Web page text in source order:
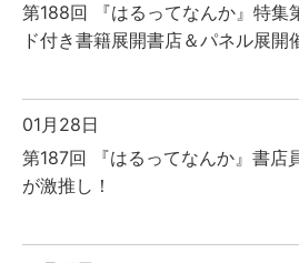
第188回 『はるってなんか』特
ド付き書籍展開書店＆パネル展開
01月28日
第187回 『はるってなんか』書店
が激推し！